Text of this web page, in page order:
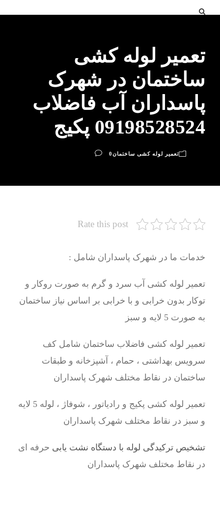
تعمیر لوله کشی
ساختمان در شهرک
پاسداران آب فاضلاب
09198528524 پکیج
تعمیر لوله کشی ساختمان0
Rate this post
خدمات ما در شهرک پاسداران شامل :
تعمیر لوله کشی آب سرد و گرم به صورت روکار و
توکار بدون خرابی و با خرابی بر اساس نیاز ساختمان
به صورت 5 لایه و سبز
تعمیر لوله کشی فاضلاب ساختمان شامل کف
سرویس بهداشتی ، حمام ، آشپزخانه و طبقات
ساختمان در نقاط مختلف شهرک پاسداران
تعمیر لوله کشی پکیج و رادیاتور ، شوفاژ ، لوله 5 لایه
و سبز در نقاط مختلف شهرک پاسداران
تشخیص ترکیدگی لوله با دستگاه نشت یابی حرفه ای
در نقاط مختلف شهرک پاسداران